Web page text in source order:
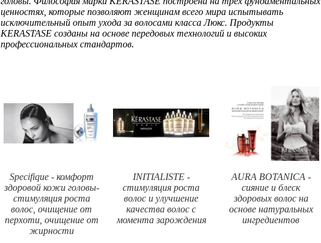
ценностях, которые позволяют женщинам всего мира испытывать
исключительный опыт ухода за волосами класса Люкс. Продукты
KERASTASE созданы на основе передовых технологий и высоких
профессиональных стандартов.
Specifique - комфорт
здоровой кожи головы-
стимуляция роста
волос, очищение от
перхоти, очищение от
жирности
INITIALISTE -
стимуляция роста
волос и улучшение
качества волос с
момента зарождения
AURA BOTANICA -
сияние и блеск
здоровых волос на
основе натуральных
ингредиентов